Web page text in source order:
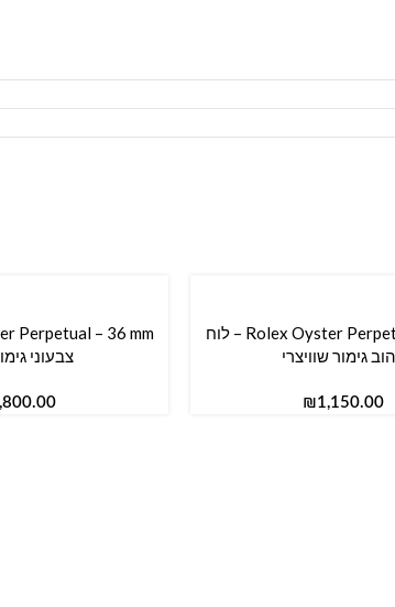
Rolex Oyster Perpetual – 41 mm – לוח
גימור שוויצרי
₪
הוספה לסל
צבעוני